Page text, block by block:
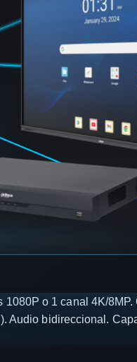
o 1 canal 4K/8MP.
Audio bidireccional.